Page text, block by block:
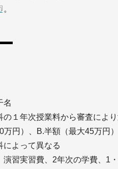
。
名
の１年次授業料から審査によ
万円）、B.半額（最大45万円
よって異なる
習実習費、2年次の学費、1